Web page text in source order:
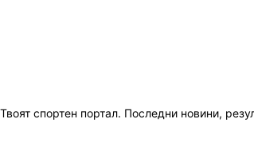
Твоят спортен портал. Последни новини,